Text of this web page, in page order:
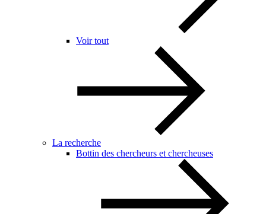
Voir tout
La recherche
Bottin des chercheurs et chercheuses